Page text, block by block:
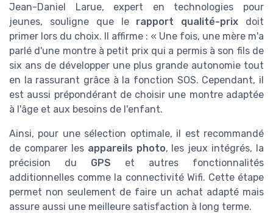
Jean-Daniel Larue, expert en technologies pour
jeunes, souligne que le rapport qualité-prix doit
primer lors du choix. Il affirme : « Une fois, une mère m'a
parlé d'une montre à petit prix qui a permis à son fils de
six ans de développer une plus grande autonomie tout
en la rassurant grâce à la fonction SOS. Cependant, il
est aussi prépondérant de choisir une montre adaptée
à l'âge et aux besoins de l'enfant.
Ainsi, pour une sélection optimale, il est recommandé
de comparer les appareils photo, les jeux intégrés, la
précision du GPS et autres fonctionnalités
additionnelles comme la connectivité Wifi. Cette étape
permet non seulement de faire un achat adapté mais
assure aussi une meilleure satisfaction à long terme.